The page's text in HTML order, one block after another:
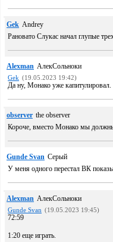
Gek Andrey
Рановато Слукас начал глупые
Alexman АлекСольноки
Gek (19.05.2023 19:42)
Да ну, Монако уже капитулировал.
observer the observer
Короче, вместо Монако мы
Gunde Svan Серый
У меня одного перестал ВК
Alexman АлекСольноки
Gunde Svan (19.05.2023 19:45)
72:59
1:20 еще играть.